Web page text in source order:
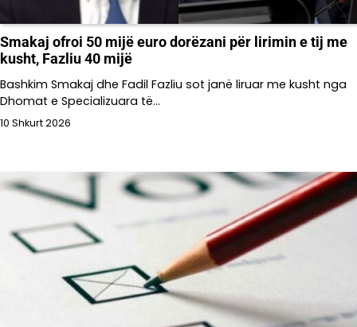
Smakaj ofroi 50 mijë euro dorëzani për lirimin e tij me
kusht, Fazliu 40 mijë
Bashkim Smakaj dhe Fadil Fazliu sot janë liruar me kusht nga
Dhomat e Specializuara të…
10 Shkurt 2026